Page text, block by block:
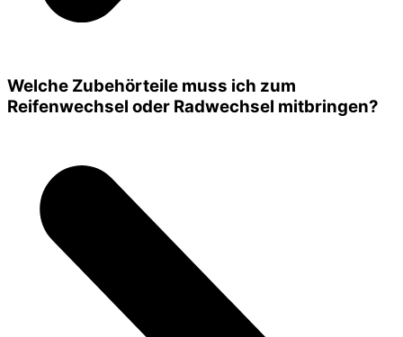
Welche Zubehörteile muss ich zum
Reifenwechsel oder Radwechsel mitbringen?